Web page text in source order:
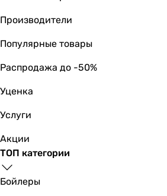
Производители
Популярные товары
Распродажа до -50%
Уценка
Услуги
Акции
ТОП категории
Бойлеры